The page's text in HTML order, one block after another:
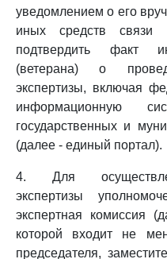
уведомлением о его
иных средств связи
подтвердить факт
(ветерана) о
экспертизы, включая
информационную
государственных и
(далее - единый портал).
4. Для
экспертизы
экспертная комиссия
которой входит не
председателя,